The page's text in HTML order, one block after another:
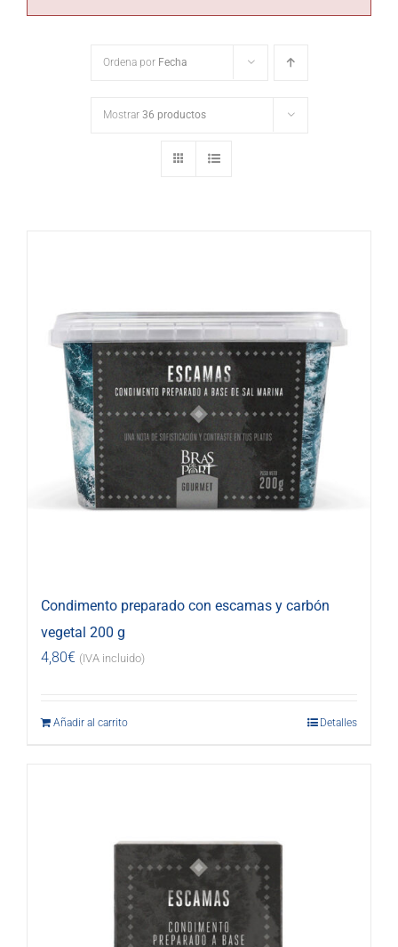
Ordena por Fecha
Mostrar 36 productos
Condimento preparado con escamas y carbón
vegetal 200 g
4,80€ (IVA incluido)
Añadir al carrito Detalles